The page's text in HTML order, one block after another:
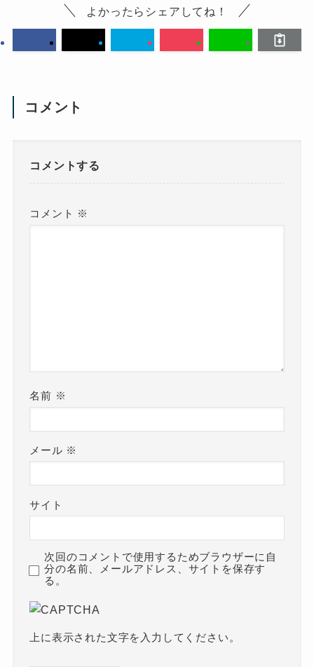
よかったらシェアしてね！
コメント
コメントする
コメント ※
名前 ※
メール ※
サイト
次回のコメントで使用するためブラウザーに自
分の名前、メールアドレス、サイトを保存す
る。
上に表示された文字を入力してください。